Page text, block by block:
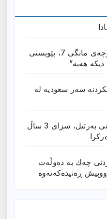
“عێراق بۆ تەواوکردنی مووچەی مانگى 7، پێویستی
سەر سعودیە لە
بەغداد.. بە تۆمەتی داواكردنی بەرتیل، سزای 3 ساڵ
چەك بە دەوڵەت
ڕەتیدەکەنەوە